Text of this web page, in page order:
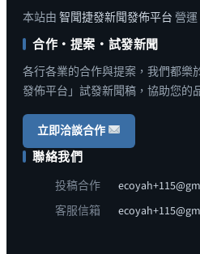
本站由 智聞捷發新聞發佈平台 營運
合作・提案・試發新聞
各行各業的合作與提案，我們都樂
發佈平台」試發新聞稿，協助您的
立即洽談合作
聯絡我們
投稿合作
客服信箱